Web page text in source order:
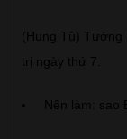
(Hung Tú) Tướng
trị ngày thứ 7.
Nên làm: sao